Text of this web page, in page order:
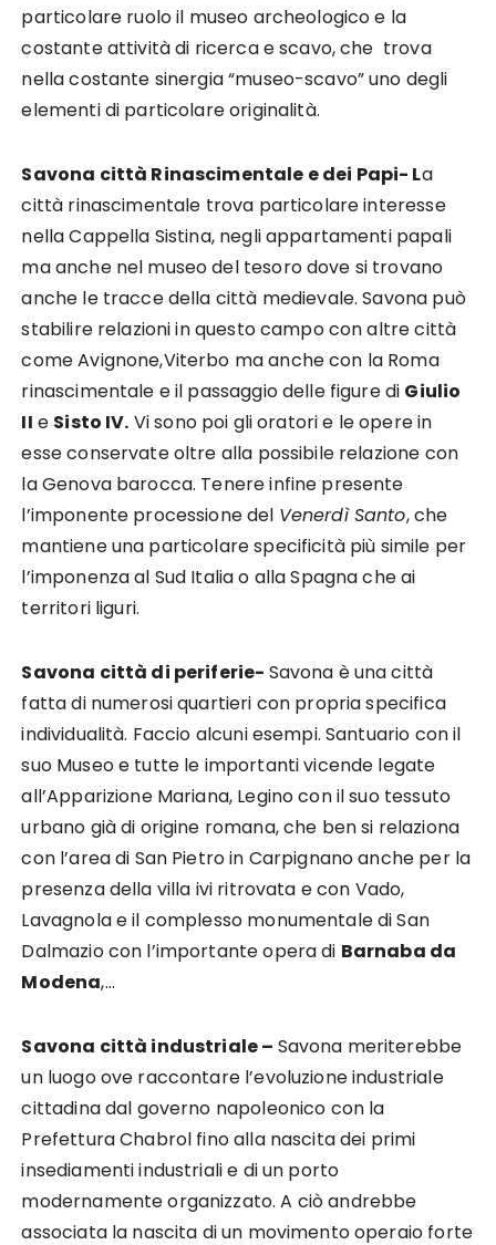
particolare ruolo il museo archeologico e la
costante attività di ricerca e scavo, che trova
nella costante sinergia “museo-scavo” uno degli
elementi di particolare originalità.
Savona città Rinascimentale e dei Papi- La
città rinascimentale trova particolare interesse
nella Cappella Sistina, negli appartamenti papali
ma anche nel museo del tesoro dove si trovano
anche le tracce della città medievale. Savona può
stabilire relazioni in questo campo con altre città
come Avignone,Viterbo ma anche con la Roma
rinascimentale e il passaggio delle figure di Giulio
II e Sisto IV. Vi sono poi gli oratori e le opere in
esse conservate oltre alla possibile relazione con
la Genova barocca. Tenere infine presente
l’imponente processione del Venerdì Santo, che
mantiene una particolare specificità più simile per
l’imponenza al Sud Italia o alla Spagna che ai
territori liguri.
Savona città di periferie- Savona è una città
fatta di numerosi quartieri con propria specifica
individualità. Faccio alcuni esempi. Santuario con il
suo Museo e tutte le importanti vicende legate
all’Apparizione Mariana, Legino con il suo tessuto
urbano già di origine romana, che ben si relaziona
con l’area di San Pietro in Carpignano anche per la
presenza della villa ivi ritrovata e con Vado,
Lavagnola e il complesso monumentale di San
Dalmazio con l’importante opera di Barnaba da
Modena,…
Savona città industriale – Savona meriterebbe
un luogo ove raccontare l’evoluzione industriale
cittadina dal governo napoleonico con la
Prefettura Chabrol fino alla nascita dei primi
insediamenti industriali e di un porto
modernamente organizzato. A ciò andrebbe
associata la nascita di un movimento operaio forte